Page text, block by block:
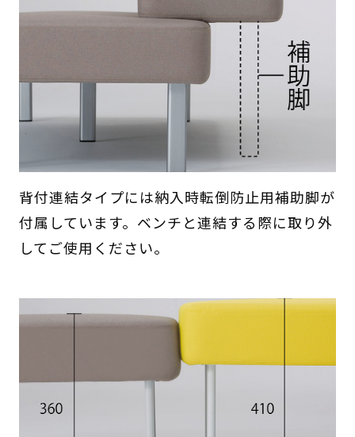
背付連結タイプには納入時転倒防止用補助脚が
付属しています。ベンチと連結する際に取り外
してご使用ください。